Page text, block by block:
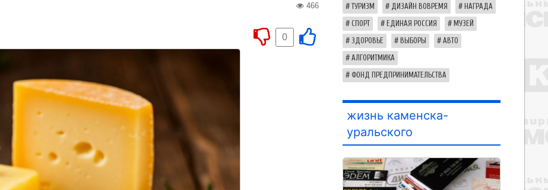
466
0
ТУРИЗМ ДИЗАЙН ВОВРЕМЯ НАГРАДА
СПОРТ ЕДИНАЯ РОССИЯ МУЗЕЙ
ЗДОРОВЬЕ ВЫБОРЫ АВТО
АЛГОРИТМИКА
ФОНД ПРЕДПРИНИМАТЕЛЬСТВА
жизнь каменска-
уральского